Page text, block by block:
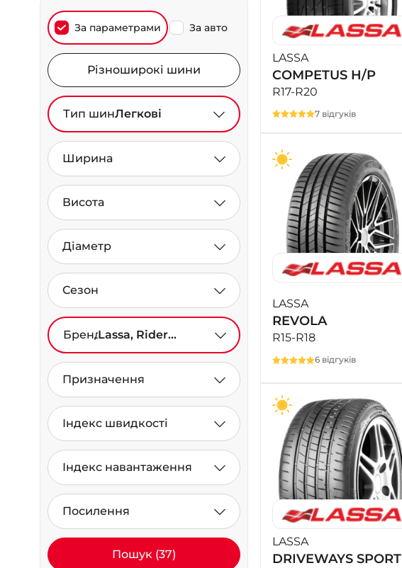
За параметрами За авто
Різноширокі шини
Тип шинЛегкові
Ширина
Висота
Діаметр
Сезон
БрендLassa, Rider
(наварка)
Призначення
Індекс швидкості
Індекс навантаження
Посилення
Пошук (37)
LASSA
COMPETUS H/P
R17-R20
7 відгуків
LASSA
REVOLA
R15-R18
6 відгуків
LASSA
DRIVEWAYS SPORT